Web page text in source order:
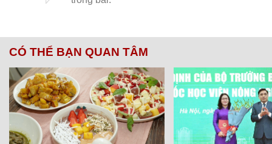
CÓ THỂ BẠN QUAN TÂM